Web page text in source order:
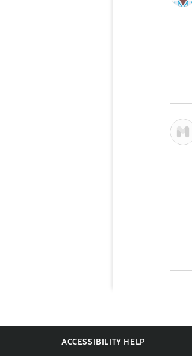
ACCESSIBILITY HELP